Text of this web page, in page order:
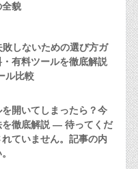
全貌
しないための選び方ガ
有料ツールを徹底解説
ル比較
開いてしまったら？今
を徹底解説 — 待ってくだ
ていません。記事の内